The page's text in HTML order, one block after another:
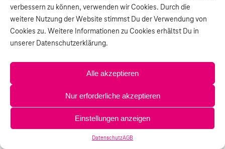
verbessern zu können, verwenden wir Cookies. Durch die
weitere Nutzung der Website stimmst Du der Verwendung von
Cookies zu. Weitere Informationen zu Cookies erhältst Du in
unserer Datenschutzerklärung.
Alle akzeptieren
Nur erforderliche akzeptieren
Einstellungen anzeigen
DatenschutzAGB